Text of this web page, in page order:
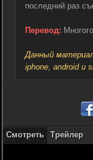
последний раз
Перевод:
Данный
iphone, android и
Смотреть Трейлер